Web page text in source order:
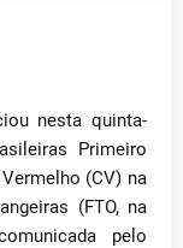
nesta quinta-
Primeiro
(CV) na
(FTO, na
pelo